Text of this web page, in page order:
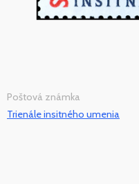
Poštová známka
Trienále insitného umenia